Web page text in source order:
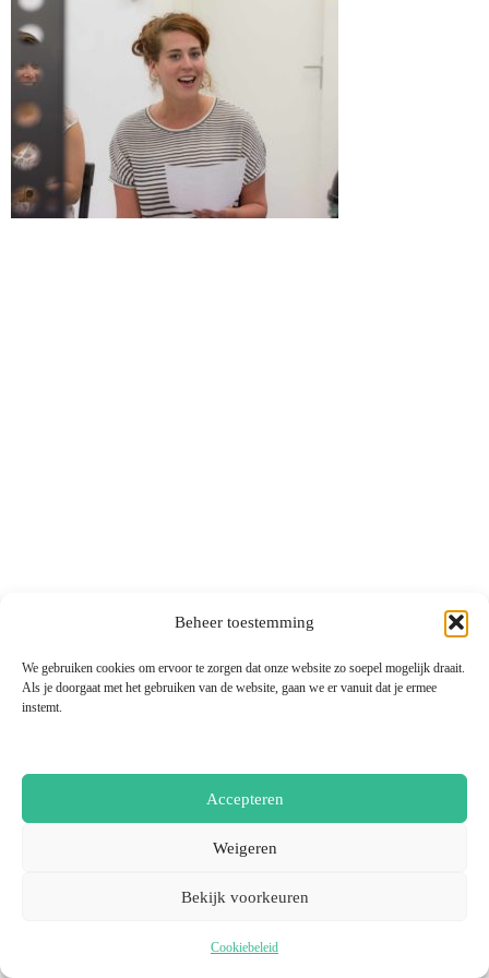
Beheer toestemming
We gebruiken cookies om ervoor te zorgen dat onze website zo soepel mogelijk draait.
Als je doorgaat met het gebruiken van de website, gaan we er vanuit dat je ermee
instemt.
Accepteren
Weigeren
Bekijk voorkeuren
Cookiebeleid